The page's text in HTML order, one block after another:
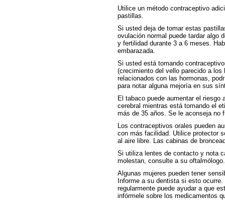
Utilice un método contraceptivo
pastillas.
Si usted deja de tomar estas
ovulación normal puede tardar algo
y fertilidad durante 3 a 6 meses.
embarazada.
Si usted está tomando
(crecimiento del vello parecido a
relacionados con las hormonas,
para notar alguna mejoría en sus
El tabaco puede aumentar el riesgo
cerebral mientras está tomando el
más de 35 años. Se le aconseja no
Los contraceptivos orales pueden
con más facilidad. Utilice protector
al aire libre. Las cabinas de
Si utiliza lentes de contacto y nota
molestan, consulte a su oftalmólogo.
Algunas mujeres pueden tener
Informe a su dentista si esto
regularmente puede ayudar a que
infórmele sobre los medicamentos